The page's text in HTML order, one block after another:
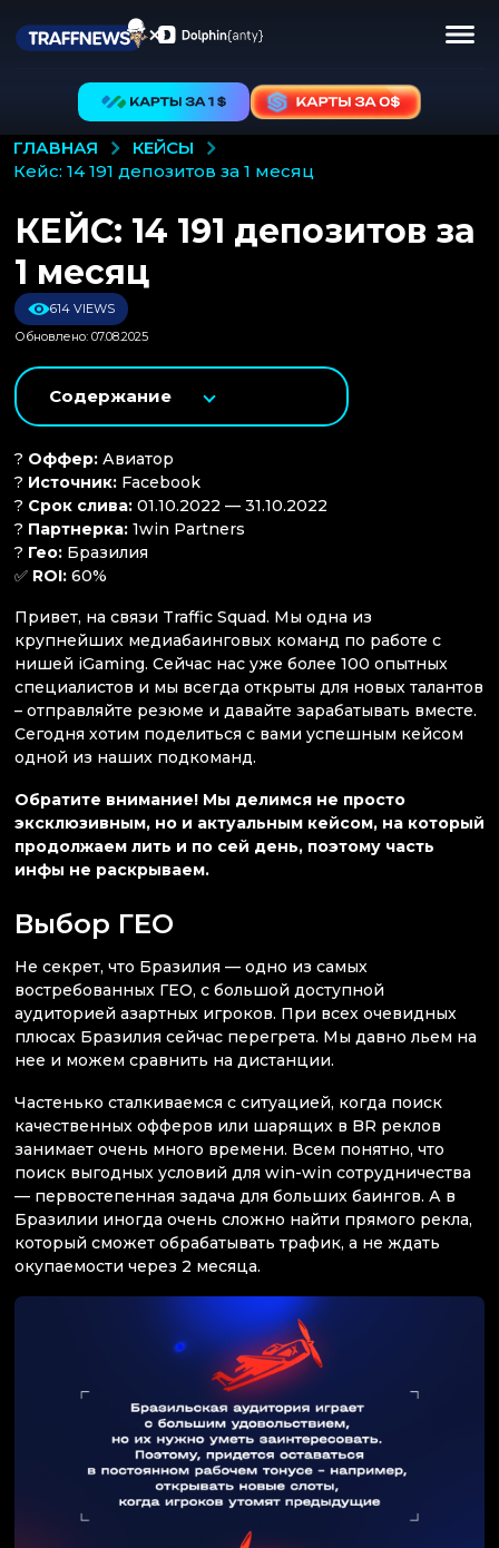
ГЛАВНАЯ
КЕЙСЫ
кейс: 14 191 депозитов за 1 месяц
КЕЙС: 14 191 депозитов за
1 месяц
614 VIEWS
Обновлено: 07.08.2025
Содержание
? Оффер: Авиатор
? Источник: Facebook
? Срок слива: 01.10.2022 — 31.10.2022
? Партнерка: 1win Partners
? Гео: Бразилия
✅ ROI: 60%
Привет, на связи Traffic Squad. Мы одна из
крупнейших медиабаинговых команд по работе с
нишей iGaming. Сейчас нас уже более 100 опытных
специалистов и мы всегда открыты для новых талантов
– отправляйте резюме и давайте зарабатывать вместе.
Сегодня хотим поделиться с вами успешным кейсом
одной из наших подкоманд.
Обратите внимание! Мы делимся не просто
эксклюзивным, но и актуальным кейсом, на который
продолжаем лить и по сей день, поэтому часть
инфы не раскрываем.
Выбор ГЕО
Не секрет, что Бразилия — одно из самых
востребованных ГЕО, с большой доступной
аудиторией азартных игроков. При всех очевидных
плюсах Бразилия сейчас перегрета. Мы давно льем на
нее и можем сравнить на дистанции.
Частенько сталкиваемся с ситуацией, когда поиск
качественных офферов или шарящих в BR реклов
занимает очень много времени. Всем понятно, что
поиск выгодных условий для win-win сотрудничества
— первостепенная задача для больших баингов. А в
Бразилии иногда очень сложно найти прямого рекла,
который сможет обрабатывать трафик, а не ждать
окупаемости через 2 месяца.